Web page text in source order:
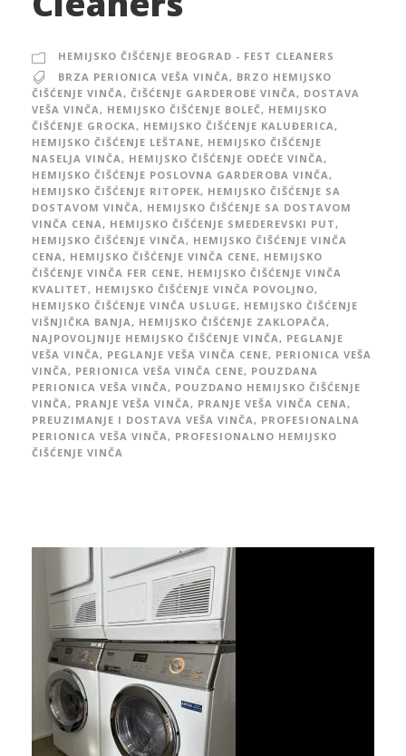
HEMIJSKO ČIŠĆENJE BEOGRAD - FEST CLEANERS
BRZA PERIONICA VEŠA VINČA , BRZO HEMIJSKO
ČIŠĆENJE VINČA , ČIŠĆENJE GARDEROBE VINČA , DOSTAVA
VEŠA VINČA , HEMIJSKO ČIŠĆENJE BOLEČ, HEMIJSKO
ČIŠĆENJE GROCKA , HEMIJSKO ČIŠĆENJE KALUĐERICA ,
HEMIJSKO ČIŠĆENJE LEŠTANE, HEMIJSKO ČIŠĆENJE
NASELJA VINČA , HEMIJSKO ČIŠĆENJE ODEĆE VINČA ,
HEMIJSKO ČIŠĆENJE POSLOVNA GARDEROBA VINČA ,
HEMIJSKO ČIŠĆENJE RITOPEK, HEMIJSKO ČIŠĆENJE SA
DOSTAVOM VINČA , HEMIJSKO ČIŠĆENJE SA DOSTAVOM
VINČA CENA , HEMIJSKO ČIŠĆENJE SMEDEREVSKI PUT ,
HEMIJSKO ČIŠĆENJE VINČA , HEMIJSKO ČIŠĆENJE VINČA
CENA , HEMIJSKO ČIŠĆENJE VINČA CENE, HEMIJSKO
ČIŠĆENJE VINČA FER CENE, HEMIJSKO ČIŠĆENJE VINČA
KVALITET , HEMIJSKO ČIŠĆENJE VINČA POVOLJNO,
HEMIJSKO ČIŠĆENJE VINČA USLUGE, HEMIJSKO ČIŠĆENJE
VIŠNJIČKA BANJA , HEMIJSKO ČIŠĆENJE ZAKLOPAČA ,
NAJPOVOLJNIJE HEMIJSKO ČIŠĆENJE VINČA , PEGLANJE
VEŠA VINČA , PEGLANJE VEŠA VINČA CENE, PERIONICA VEŠA
VINČA , PERIONICA VEŠA VINČA CENE, POUZDANA
PERIONICA VEŠA VINČA , POUZDANO HEMIJSKO ČIŠĆENJE
VINČA , PRANJE VEŠA VINČA , PRANJE VEŠA VINČA CENA ,
PREUZIMANJE I DOSTAVA VEŠA VINČA , PROFESIONALNA
PERIONICA VEŠA VINČA , PROFESIONALNO HEMIJSKO
ČIŠĆENJE VINČA